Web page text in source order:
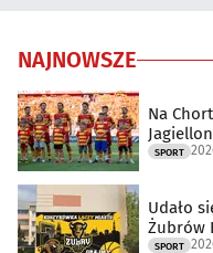
NAJNOWSZE
Na
SPORT
Udało
Żubrów
SPORT